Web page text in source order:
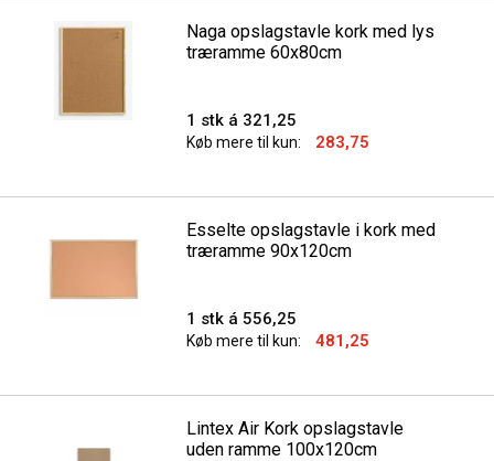
Naga opslagstavle kork med lys
træramme 60x80cm
1 stk á 321,25
Køb mere til kun: 283,75
Esselte opslagstavle i kork med
træramme 90x120cm
1 stk á 556,25
Køb mere til kun: 481,25
Lintex Air Kork opslagstavle
uden ramme 100x120cm